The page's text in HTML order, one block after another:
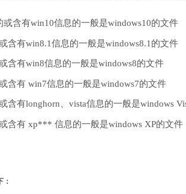
或含有win10信息的一般是windows10的文件
含有win8.1信息的一般是windows8.1的文件
含有win8信息的一般是windows8的文件
含有 win7信息的一般是windows7的文件
含有longhorn、vista信息的一般是windows
含有 xp*** 信息的一般是windows XP的文件
：